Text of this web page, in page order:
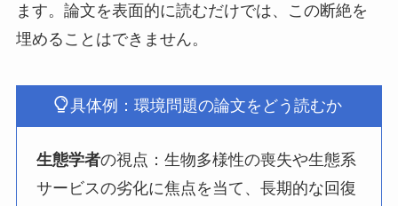
ます。論文を表面的に読むだけでは、この断絶を
埋めることはできません。
具体例：環境問題の論文をどう読むか
生態学者の視点：生物多様性の喪失や生態系
サービスの劣化に焦点を当て、長期的な回復